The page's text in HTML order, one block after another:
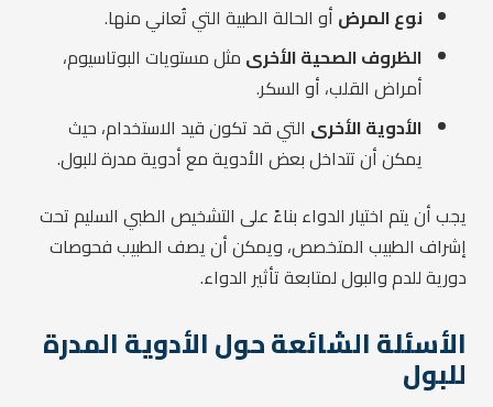
نوع المرض أو الحالة الطبية التي تُعاني منها.
الظروف الصحية الأخرى مثل مستويات البوتاسيوم،
أمراض القلب، أو السكر.
الأدوية الأخرى التي قد تكون قيد الاستخدام، حيث
يمكن أن تتداخل بعض الأدوية مع أدوية مدرة للبول.
يجب أن يتم اختيار الدواء بناءً على التشخيص الطبي السليم تحت
إشراف الطبيب المتخصص، ويمكن أن يصف الطبيب فحوصات
دورية للدم والبول لمتابعة تأثير الدواء.
الأسئلة الشائعة حول الأدوية المدرة
للبول